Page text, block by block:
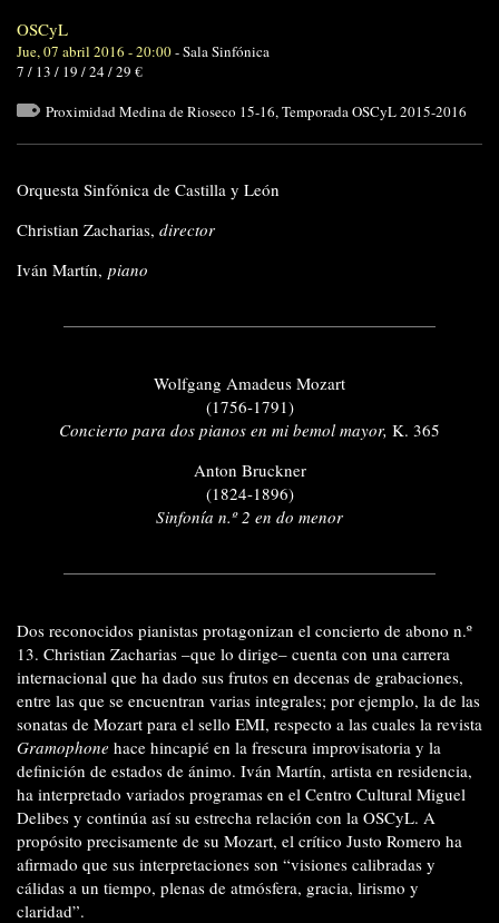
OSCyL
Jue, 07 abril 2016 - 20:00-Sala Sinfónica
7 / 13 / 19 / 24 / 29 €
Proximidad Medina de Rioseco 15-16,Temporada OSCyL 2015-2016
Orquesta Sinfónica de Castilla y León
Christian Zacharias, director
Iván Martín, piano
Wolfgang Amadeus Mozart
(1756-1791)
Concierto para dos pianos en mi bemol mayor, K. 365
Anton Bruckner
(1824-1896)
Sinfonía n.º 2 en do menor
Dos reconocidos pianistas protagonizan el concierto de abono n.º
13. Christian Zacharias –que lo dirige– cuenta con una carrera
internacional que ha dado sus frutos en decenas de grabaciones,
entre las que se encuentran varias integrales; por ejemplo, la de las
sonatas de Mozart para el sello EMI, respecto a las cuales la revista
Gramophone hace hincapié en la frescura improvisatoria y la
definición de estados de ánimo. Iván Martín, artista en residencia,
ha interpretado variados programas en el Centro Cultural Miguel
Delibes y continúa así su estrecha relación con la OSCyL. A
propósito precisamente de su Mozart, el crítico Justo Romero ha
afirmado que sus interpretaciones son “visiones calibradas y
cálidas a un tiempo, plenas de atmósfera, gracia, lirismo y
claridad”.